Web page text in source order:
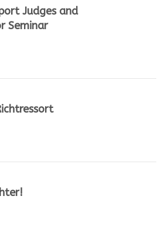
Judges and
Seminar